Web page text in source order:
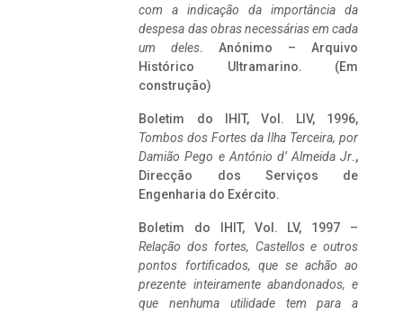
com a indicação da importância da
despesa das obras necessárias em cada
um deles. Anónimo – Arquivo
Histórico Ultramarino. (Em
construção)
Boletim do IHIT, Vol. LIV, 1996,
Tombos dos Fortes da Ilha Terceira, por
Damião Pego e António d’ Almeida Jr.,
Direcção dos Serviços de
Engenharia do Exército.
Boletim do IHIT, Vol. LV, 1997 –
Relação dos fortes, Castellos e outros
pontos fortificados, que se achão ao
prezente inteiramente abandonados, e
que nenhuma utilidade tem para a